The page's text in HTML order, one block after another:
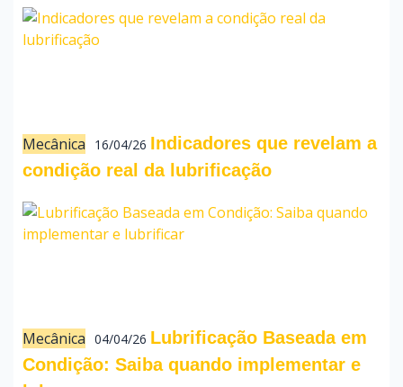
Mecânica 16/04/26 Indicadores que revelam a
condição real da lubrificação
Mecânica 04/04/26 Lubrificação Baseada em
Condição: Saiba quando implementar e